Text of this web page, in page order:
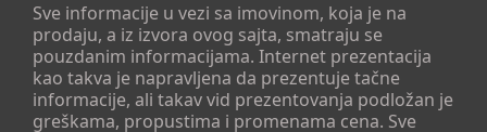
Sve informacije u vezi sa imovinom, koja je na
prodaju, a iz izvora ovog sajta, smatraju se
pouzdanim informacijama. Internet prezentacija
kao takva je napravljena da prezentuje tačne
informacije, ali takav vid prezentovanja podložan je
greškama, propustima i promenama cena. Sve